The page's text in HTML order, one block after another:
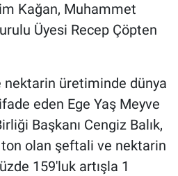
Kağan, Muhammet
Üyesi Recep Çöpten
üretiminde dünya
eden Ege Yaş Meyve
Başkanı Cengiz Balık,
ton olan şeftali ve nektarin
159'luk artışla 1